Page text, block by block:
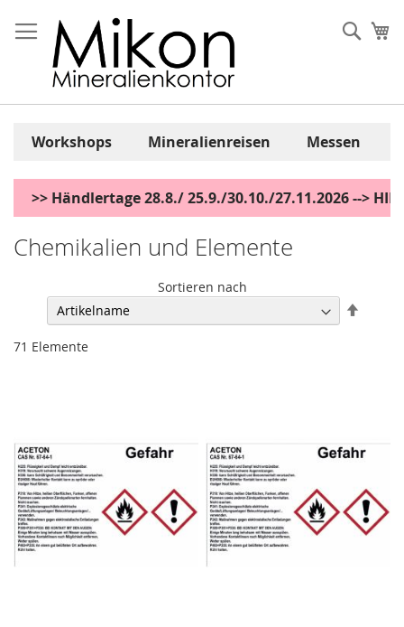
Inhalt
springen
Workshops Mineralienreisen Messen
>> Händlertage 28.8./ 25.9./30.10./27.11.2026 -->
Chemikalien und Elemente
71 Elemente
Sortieren nach